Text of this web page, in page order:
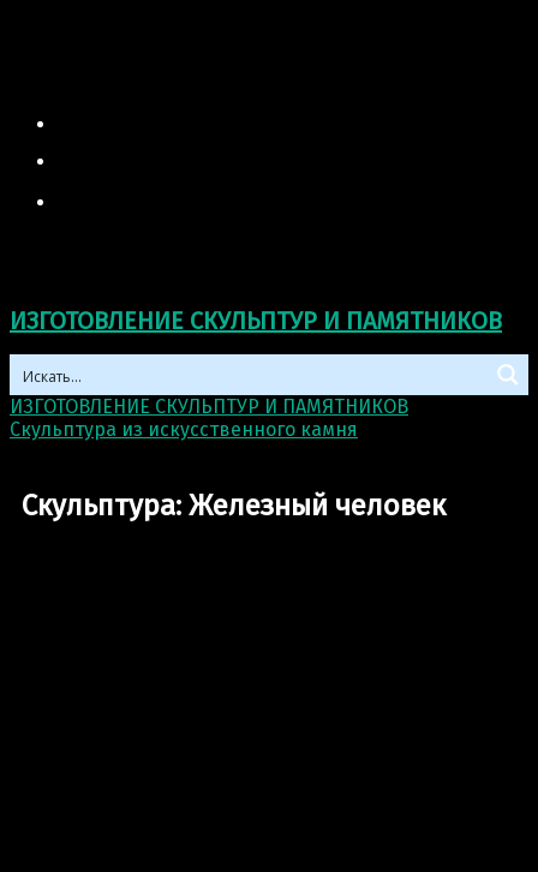
ИЗГОТОВЛЕНИЕ СКУЛЬПТУР И ПАМЯТНИКОВ
ИЗГОТОВЛЕНИЕ СКУЛЬПТУР И ПАМЯТНИКОВ
Скульптура из искусственного камня
Скульптура: Железный человек